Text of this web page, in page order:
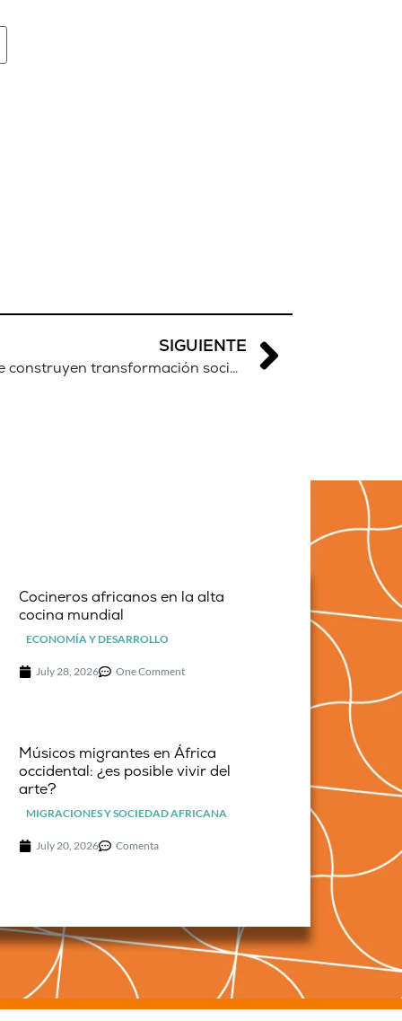
SIGUIENTE
Los feminismos africanos que construyen transformación social en las redes
Cocineros africanos en la alta
cocina mundial
ECONOMÍA Y DESARROLLO
July 28, 2026 One Comment
Músicos migrantes en África
occidental: ¿es posible vivir del
arte?
MIGRACIONES Y SOCIEDAD AFRICANA
July 20, 2026 Comenta